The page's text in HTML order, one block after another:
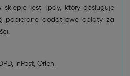
sklepie jest Tpay, który obsługuje
pobierane dodatkowe opłaty za
InPost, Orlen.